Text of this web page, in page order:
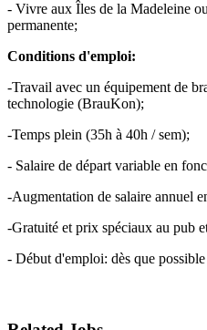
- Vivre aux Îles de la Madeleine
permanente;
Conditions d'emploi:
-Travail avec un équipement de
technologie (BrauKon);
-Temps plein (35h à 40h / sem);
- Salaire de départ variable en
-Augmentation de salaire annuel
-Gratuité et prix spéciaux au pub
- Début d'emploi: dès que possible